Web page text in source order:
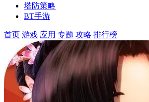
塔防策略
BT手游
首页 游戏 应用 专题 攻略 排行榜